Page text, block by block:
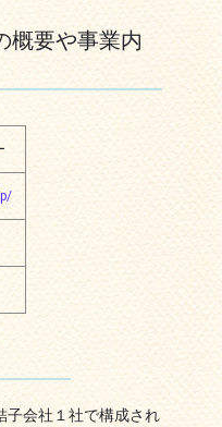
概要や事業内
子会社１社で構成され